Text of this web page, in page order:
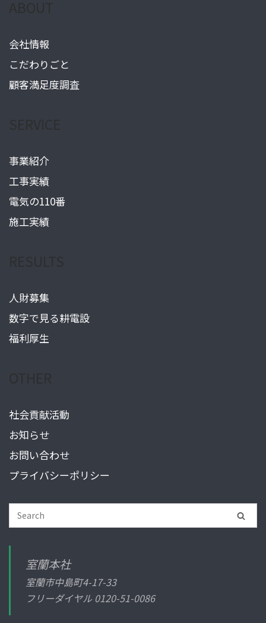
会社情報
こだわりごと
顧客満足度調査
事業紹介
工事実績
電気の110番
施工実績
人財募集
数字で見る耕電設
福利厚生
社会貢献活動
お知らせ
お問い合わせ
プライバシーポリシー
室蘭本社
室蘭市中島町4-17-33
フリーダイヤル 0120-51-0086